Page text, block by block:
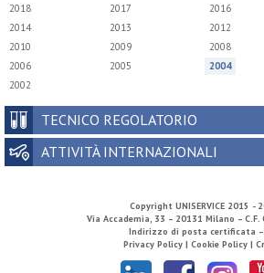
2018
2017 2016
2014
2013 2012
2010
2009 2008
2006
2005 2004
2002
TECNICO REGOLATORIO
ATTIVITÀ INTERNAZIONALI
Copyright UNISERVICE 2015 -
Via Accademia, 33 – 20131 Milano – C.F.
Indirizzo di posta certificata –
Privacy Policy | Cookie Policy |